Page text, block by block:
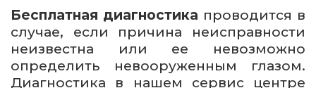
Бесплатная диагностика проводится в
случае, если причина неисправности
неизвестна или ее невозможно
определить невооруженным глазом.
Диагностика в нашем сервис центре